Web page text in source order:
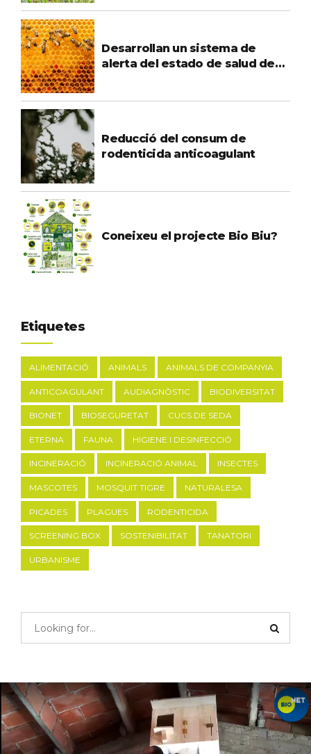
Desarrollan un sistema de
alerta del estado de salud de
Reducció del consum de
rodenticida anticoagulant
Coneixeu el projecte Bio Biu?
Etiquetes
ALIMENTACIÓ ANIMALS ANIMALS DE COMPANYIA
ANTICOAGULANT AUDIAGNÒSTIC BIODIVERSITAT
BIONET BIOSEGURETAT CUCS DE SEDA
ETERNA FAUNA HIGIENE I DESINFECCIÓ
INCINERACIÓ INCINERACIÓ ANIMAL INSECTES
MASCOTES MOSQUIT TIGRE NATURALESA
PICADES PLAGUES RODENTICIDA
SCREENING BOX SOSTENIBILITAT TANATORI
URBANISME